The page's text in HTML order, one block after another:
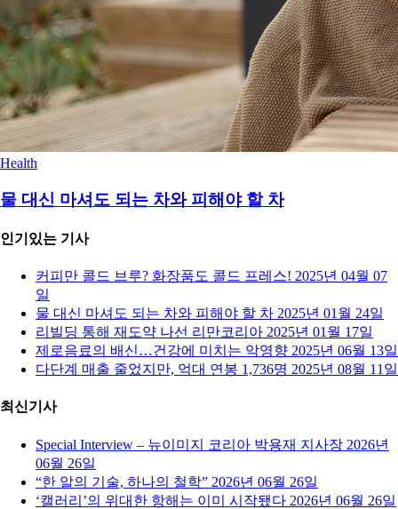
Health
물 대신 마셔도 되는 차와 피해야 할 차
인기있는 기사
커피만 콜드 브루? 화장품도 콜드 프레스! 2025년 04월 07
일
물 대신 마셔도 되는 차와 피해야 할 차 2025년 01월 24일
리빌딩 통해 재도약 나선 리만코리아 2025년 01월 17일
제로음료의 배신…건강에 미치는 악영향 2025년 06월 13일
다단계 매출 줄었지만, 억대 연봉 1,736명 2025년 08월 11일
최신기사
Special Interview – 뉴이미지 코리아 박용재 지사장 2026년
06월 26일
“한 알의 기술, 하나의 철학” 2026년 06월 26일
‘캘러리’의 위대한 항해는 이미 시작됐다 2026년 06월 26일